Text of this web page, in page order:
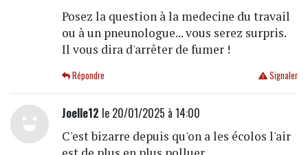
Posez la question à la medecine du travail
ou à un pneunologue... vous serez surpris.
Il vous dira d'arrêter de fumer !
Signaler
Répondre
Joelle12 le 20/01/2025 à 14:00
C'est bizarre depuis qu'on a les écolos l'air